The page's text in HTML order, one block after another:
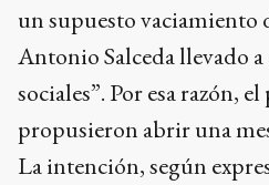
un supuesto vaciamiento
Antonio Salceda llevado a
sociales”. Por esa razón,
propusieron abrir una
La intención, según